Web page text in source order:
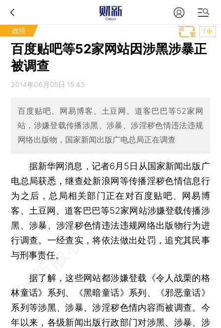
政经 T中
百度贴吧等52家网站因涉黑涉暴正
被调查
2014年06月05日 15:43
百度贴吧、网易博客、土豆网、道客巴巴等52家网
站，涉嫌登载传播涉黑、涉暴、涉淫秽色情违法违规
网络出版物，国家新闻出版广电总局正在调查
据新华网消息，记者6月5日从国家新闻出版广
电总局获悉，继查处新浪网等传播淫秽色情信息行
为之后，总局相关部门正在对百度贴吧、网易博
客、土豆网、道客巴巴等52家网站涉嫌登载传播涉
黑、涉暴、涉淫秽色情违法违规网络出版物行为进
行调查。一经查实，将依法做出处罚，追究其民事
与刑事责任。
据了解，这些网站都涉嫌登载《令人战栗的格
林童话》系列、《黑暗童话》系列、《邪恶童话》
系列等涉黑、涉暴、涉淫秽色情内容而被调查。今
年以来，各级新闻出版行政部门对涉黑、涉暴、涉